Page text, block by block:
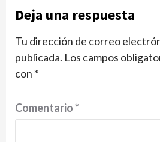
Deja una respuesta
Tu dirección de correo
publicada. Los campos
con *
Comentario*